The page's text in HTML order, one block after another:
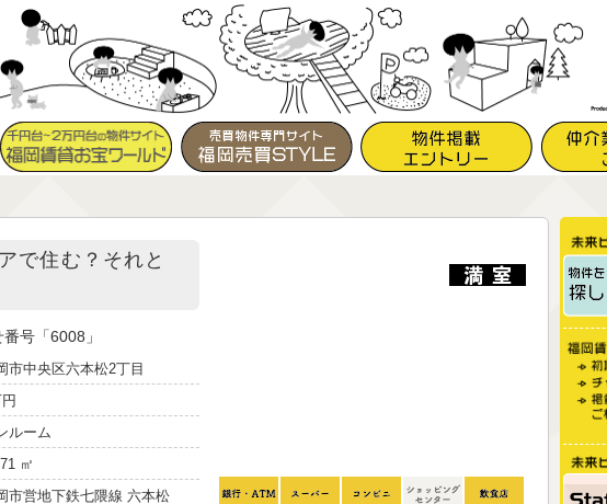
で住む？それと
番号
6008
市中央区六本松2丁目
ルーム
㎡
市営地下鉄七隈線 六本松